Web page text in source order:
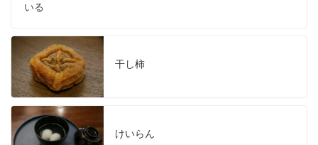
いる
干し柿
けいらん